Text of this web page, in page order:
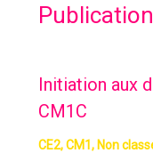
Initiation aux
CM1C
CE2,CM1 , Non